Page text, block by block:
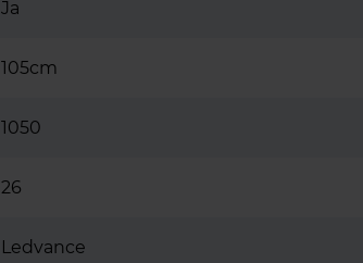
Ja
105cm
1050
26
Ledvance